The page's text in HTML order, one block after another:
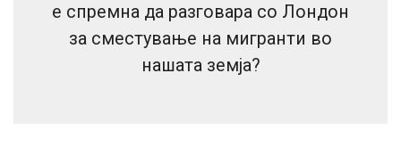
е спремна да разговара со Лондон
за сместување на мигранти во
нашата земја?